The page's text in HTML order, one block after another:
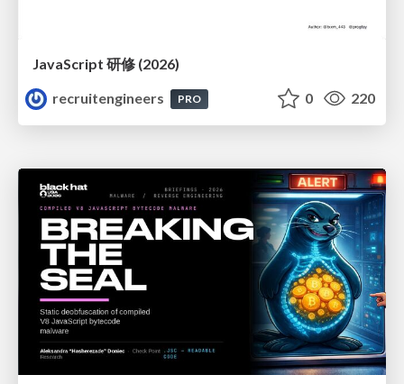
JavaScript 研修 (2026)
recruitengineers
PRO 0 220